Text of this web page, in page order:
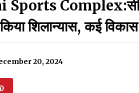
का नाम अब्दुल कलाम के नाम पर रखने की घोषणा
December 18, 2023
Complex:सीएम
शिलान्यास, कई
20, 2024